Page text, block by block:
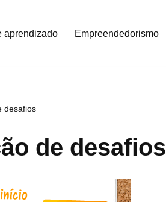
aprendizado Empreendedorismo
desafios
de desafios